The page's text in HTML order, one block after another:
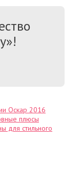
Оскар 2016
плюсы
для стильного